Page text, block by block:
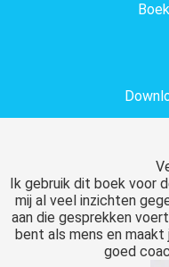
Ik gebruik dit boek voor
mij al veel inzichten
aan die gesprekken
bent als mens en
goed